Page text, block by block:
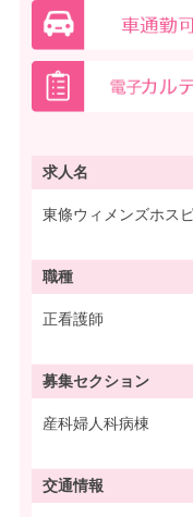
求人名
東條ウィメンズホス
職種
正看護師
募集セクション
産科婦人科病棟
交通情報